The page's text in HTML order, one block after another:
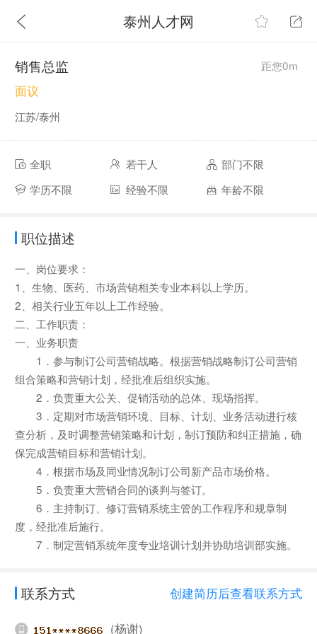
泰州人才网
销售总监 距您0m
面议
江苏/泰州
全职 若干人
部门不限
学历不限
经验不限 年龄不限
职位描述
一、岗位要求：
1、生物、医药、市场营销相关专业本科以上学历。
2、相关行业五年以上工作经验。
二、工作职责：
一、业务职责
1．参与制订公司营销战略。根据营销战略制订公司营销
组合策略和营销计划，经批准后组织实施。
2．负责重大公关、促销活动的总体、现场指挥。
3．定期对市场营销环境、目标、计划、业务活动进行核
查分析，及时调整营销策略和计划，制订预防和纠正措施，确
保完成营销目标和营销计划。
4．根据市场及同业情况制订公司新产品市场价格。
5．负责重大营销合同的谈判与签订。
6．主持制订、修订营销系统主管的工作程序和规章制
度，经批准后施行。
7．制定营销系统年度专业培训计划并协助培训部实施。
联系方式 创建简历后查看联系方式
(杨谢)